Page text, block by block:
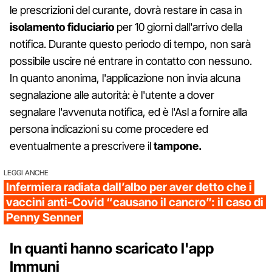
le prescrizioni del curante, dovrà restare in casa in
isolamento fiduciario per 10 giorni dall'arrivo della
notifica. Durante questo periodo di tempo, non sarà
possibile uscire né entrare in contatto con nessuno.
In quanto anonima, l'applicazione non invia alcuna
segnalazione alle autorità: è l'utente a dover
segnalare l'avvenuta notifica, ed è l'Asl a fornire alla
persona indicazioni su come procedere ed
eventualmente a prescrivere iltampone.
LEGGI ANCHE
Infermiera radiata dall’albo per aver detto che i
vaccini anti-Covid “causano il cancro”: il caso di
Penny Senner
In quanti hanno scaricato l'app
Immuni